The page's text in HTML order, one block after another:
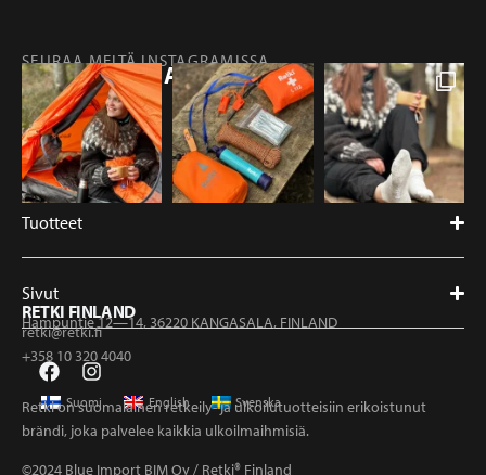
SEURAA MEITÄ INSTAGRAMISSA
@RETKIFINLAND
Tuotteet
Sivut
RETKI FINLAND
Hampuntie 12—14, 36220 KANGASALA, FINLAND
retki@retki.fi
+358 10 320 4040
Suomi English Svenska
Retki on suomalainen retkeily- ja ulkoilutuotteisiin erikoistunut
brändi, joka palvelee kaikkia ulkoilmaihmisiä.
©2024 Blue Import BIM Oy / Retki® Finland